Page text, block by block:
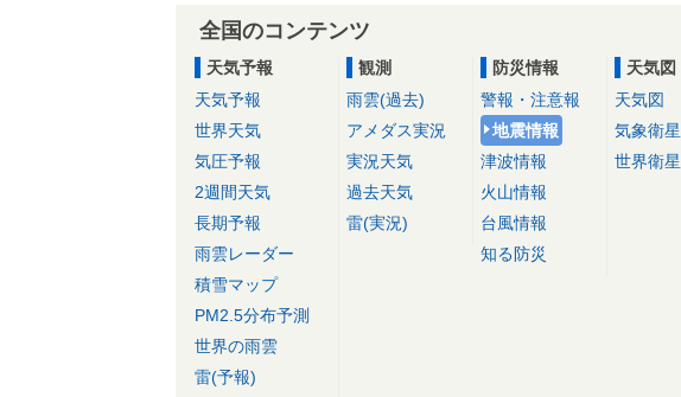
全国のコンテンツ
天気予報
天気予報
世界天気
気圧予報
2週間天気
長期予報
雨雲レーダー
積雪マップ
PM2.5分布予測
世界の雨雲
雷(予報)
観測
雨雲(過去)
アメダス実況
実況天気
過去天気
雷(実況)
防災情報
警報・注意報
地震情報
津波情報
火山情報
台風情報
知る防災
天気図
天気図
気象衛星
世界衛星